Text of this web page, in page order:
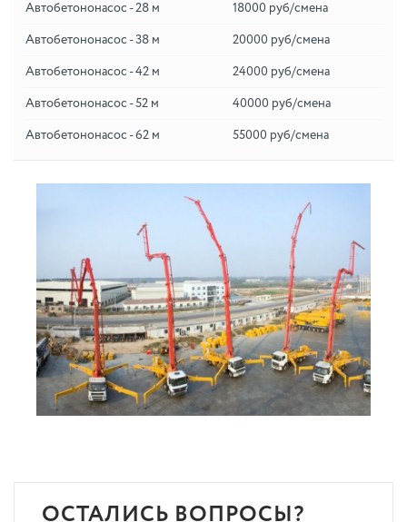
Автобетононасос - 28 м 18000 руб/смена
Автобетононасос - 38 м 20000 руб/смена
Автобетононасос - 42 м 24000 руб/смена
Автобетононасос - 52 м 40000 руб/смена
Автобетононасос - 62 м 55000 руб/смена
ОСТАЛИСЬ ВОПРОСЫ?